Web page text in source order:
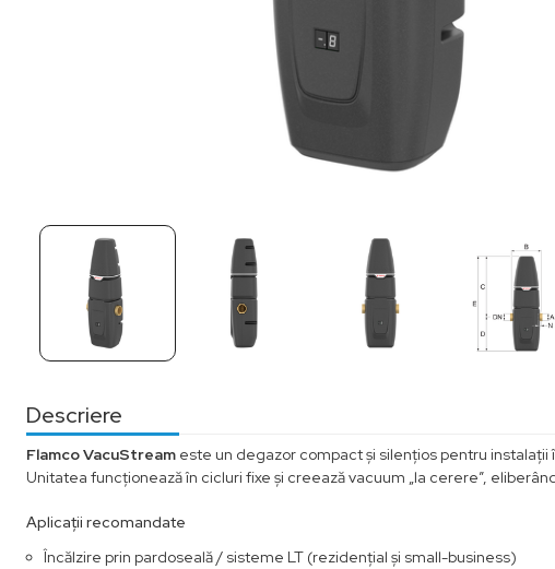
Descriere
Flamco VacuStream este un degazor compact și silențios pentru
Unitatea funcționează în cicluri fixe și creează vacuum „la cerere”,
Aplicații recomandate
Încălzire prin pardoseală / sisteme LT (rezidențial și small-business)